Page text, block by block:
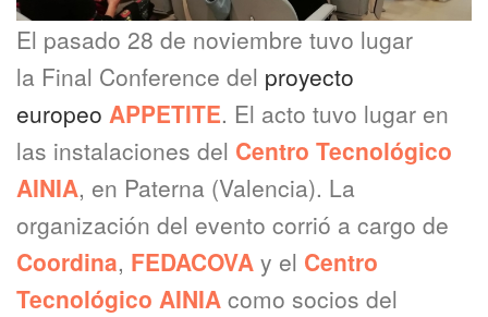
El pasado 28 de noviembre tuvo lugar
la Final Conference del proyecto
europeo APPETITE. El acto tuvo lugar en
las instalaciones del Centro Tecnológico
AINIA, en Paterna (Valencia). La
organización del evento corrió a cargo de
Coordina, FEDACOVA y el Centro
Tecnológico AINIA como socios del